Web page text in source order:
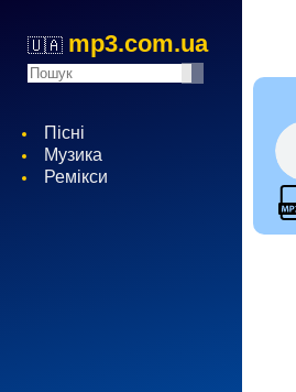
🇺🇦 mp3.com.ua
Пісні
Музика
Ремікси